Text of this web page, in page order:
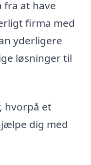
fra at have
firma med
yderligere
løsninger til
hvorpå et
dig med